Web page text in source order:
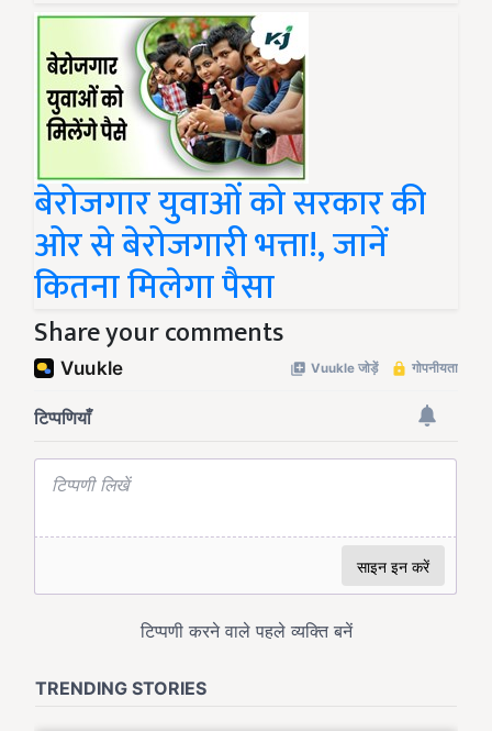
बेरोजगार युवाओं को सरकार की
ओर से बेरोजगारी भत्ता!, जानें
कितना मिलेगा पैसा
Share your comments